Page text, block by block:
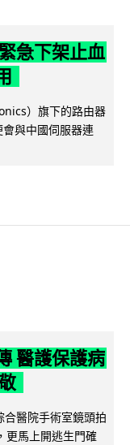
急下架止血
）旗下的路由器
與中國伺服器連
醫護保護病
醫院手術室鏡頭拍
更馬上開逃生門確